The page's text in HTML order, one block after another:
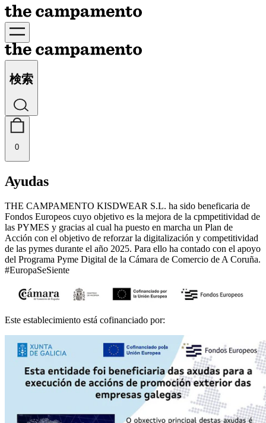
検索
0
Ayudas
THE CAMPAMENTO KISDWEAR S.L. ha sido beneficaria de
Fondos Europeos cuyo objetivo es la mejora de la cpmpetitividad de
las PYMES y gracias al cual ha puesto en marcha un Plan de
Acción con el objetivo de reforzar la digitalización y competitividad
de las pymes durante el año 2025. Para ello ha contado con el apoyo
del Programa Pyme Digital de la Cámara de Comercio de A Coruña.
#EuropaSeSiente
Este establecimiento está cofinanciado por: